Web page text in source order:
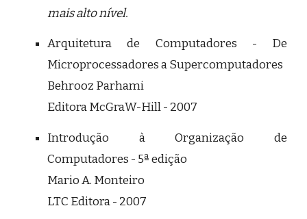
mais alto nível.
Arquitetura de Computadores - De
Microprocessadores a Supercomputadores
Behrooz Parhami
Editora McGraW-Hill - 2007
Introdução à Organização de
Computadores - 5ª edição
Mario A. Monteiro
LTC Editora - 2007